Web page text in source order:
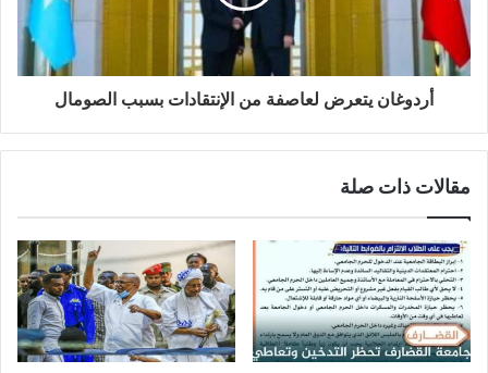
أردوغان يتعرض لعاصفة من الإنتقادات بسبب الصومال
مقالات ذات صلة